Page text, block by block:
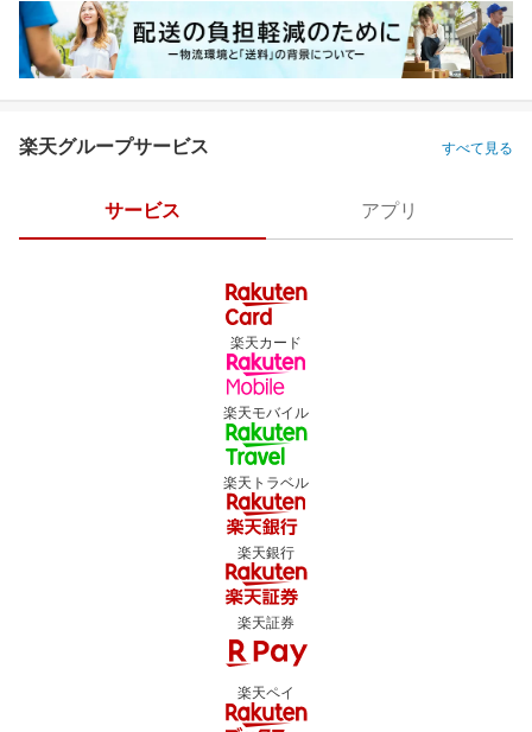
楽天グループサービス すべて見る
サービス アプリ
楽天カード
楽天モバイル
楽天トラベル
楽天銀行
楽天証券
楽天ペイ